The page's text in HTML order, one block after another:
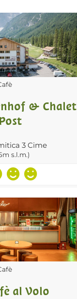
& Chalet
3 Cime
s.l.m.)
al Volo